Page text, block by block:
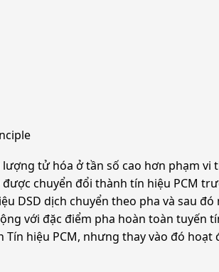
tử hóa ở tần số cao hơn phạm
chuyển đổi thành tín hiệu PCM
DSD dịch chuyển theo pha và sau
với đặc điểm pha hoàn toàn tuyến
hiệu PCM, nhưng thay vào đó